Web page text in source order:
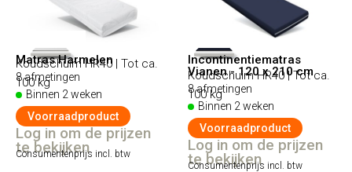
Matras Harmelen
Koudschuim HR40 | Tot ca.
100 kg
8 afmetingen
Binnen 2 weken
Voorraadproduct
Log in om de prijzen
te bekijken
Consumentenprijs incl. btw
Incontinentiematras
Vianen - 120 x 210 cm
Koudschuim HR40 | Tot ca.
100 kg
8 afmetingen
Binnen 2 weken
Voorraadproduct
Log in om de prijzen
te bekijken
Consumentenprijs incl. btw